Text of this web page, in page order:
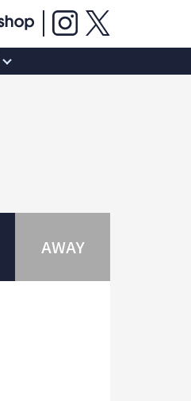
AWAY